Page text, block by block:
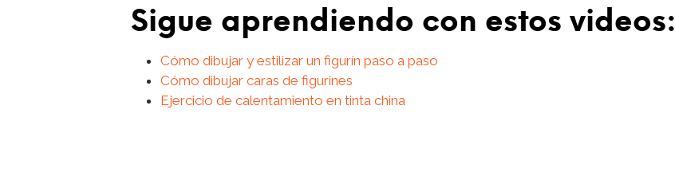
Sigue aprendiendo con estos videos:
Cómo dibujar y estilizar un figurín paso a paso
Cómo dibujar caras de figurines
Ejercicio de calentamiento en tinta china